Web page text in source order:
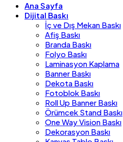
Ana Sayfa
Dijital Baskı
İç ve Dış Mekan Baskı
Afiş Baskı
Branda Baskı
Folyo Baskı
Laminasyon Kaplama
Banner Baskı
Dekota Baskı
Fotoblok Baskı
Roll Up Banner Baskı
Örümcek Stand Baskı
One Way Vision Baskı
Dekorasyon Baskı